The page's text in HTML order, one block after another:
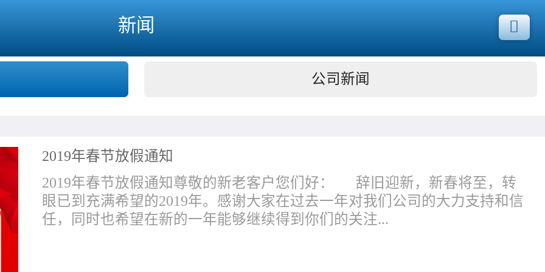
新闻
公司新闻
2019年春节放假通知
2019年春节放假通知尊敬的新老客户您们好： 辞旧迎新，新春将至，转
眼已到充满希望的2019年。感谢大家在过去一年对我们公司的大力支持和信
任，同时也希望在新的一年能够继续得到你们的关注...